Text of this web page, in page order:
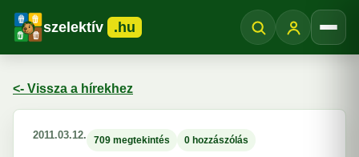
szelektív .hu
<- Vissza a hírekhez
2011.03.12. 709 megtekintés 0 hozzászólás